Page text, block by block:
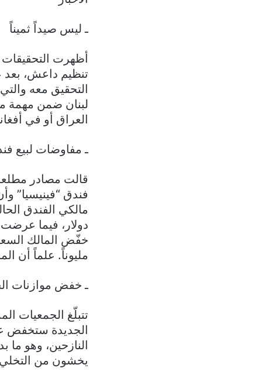
ـ ليس صيداً ثميناً
أظهرت التحقيقات
تنظيم داعش، بعد
التحقيق معه
لبنان ضمن مهمة
العراق أو في
ـ مفاوضات لبيع
قالت مصادر
فندق “فينيسيا”
مليوناً. علماً أن
ـ خفض موازنات
الجديدة ستخفض
النازحين، وهو
يخشون من